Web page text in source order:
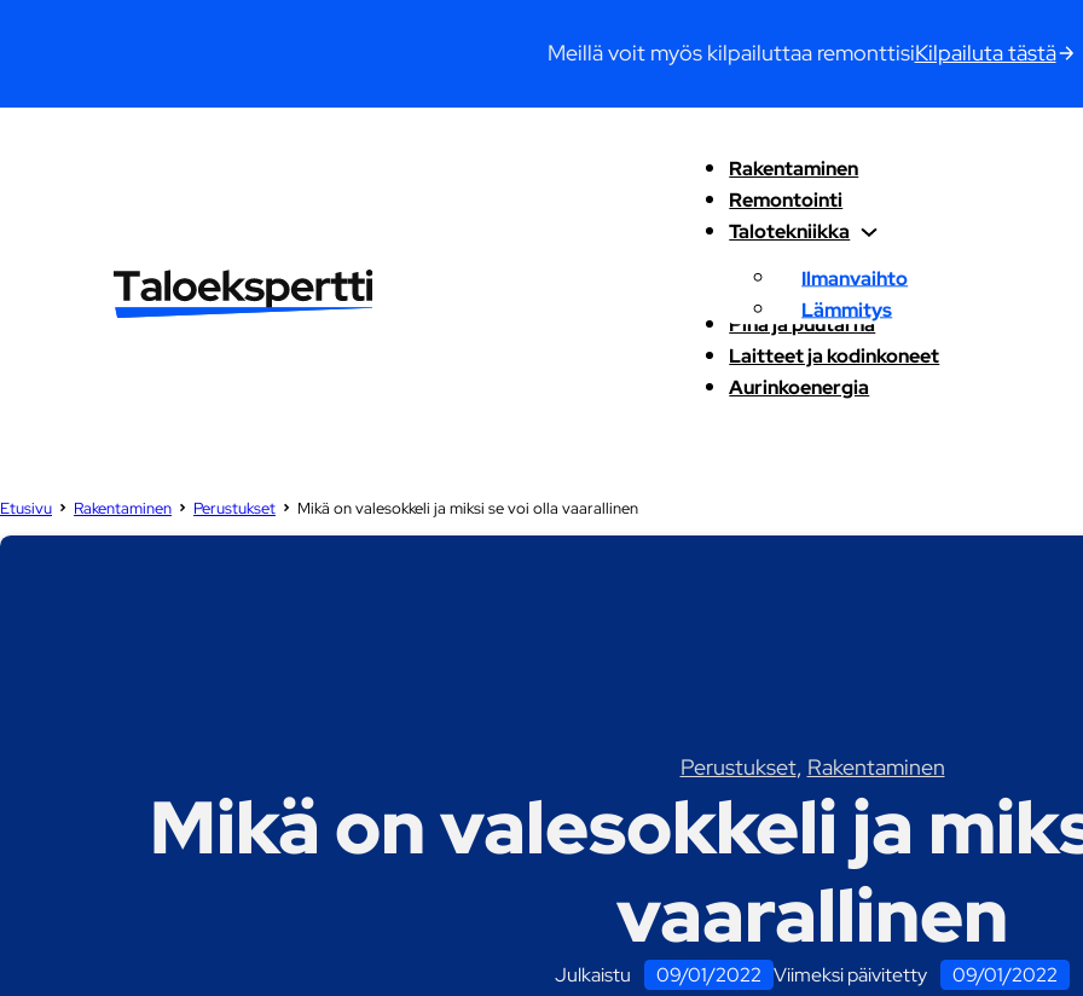
Meillä voit myös kilpailuttaa remonttisiKilpailuta tästä
Rakentaminen
Remontointi
Talotekniikka
Ilmanvaihto
Lämmitys
Piha ja puutarha
Laitteet ja kodinkoneet
Aurinkoenergia
Etusivu Rakentaminen Perustukset Mikä on valesokkeli ja miksi se voi olla vaarallinen
Perustukset, Rakentaminen
Mikä on valesokkeli ja
vaarallinen
Julkaistu 09/01/2022 Viimeksi päivitetty 09/01/2022